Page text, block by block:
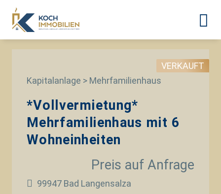
Kapitalanlage > Mehrfamilienhaus
VERKAUFT
*Vollvermietung*
Mehrfamilienhaus mit 6
Wohneinheiten
99947 Bad Langensalza
Preis auf Anfrage